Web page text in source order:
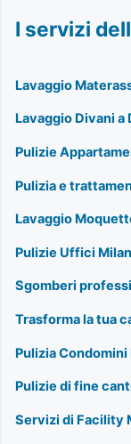
I servizi
Lavaggio
Lavaggio Divani a
Pulizie
Pulizia e
Lavaggio
Pulizie Uffici
Sgomberi
Trasforma la tua
Pulizia
Pulizie di fine
Servizi di Facility